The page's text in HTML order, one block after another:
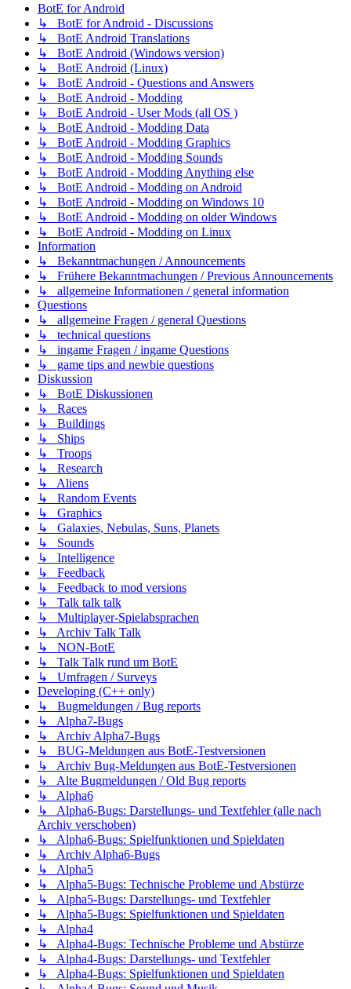
BotE for Android
↳ BotE for Android - Discussions
↳ BotE Android Translations
↳ BotE Android (Windows version)
↳ BotE Android (Linux)
↳ BotE Android - Questions and Answers
↳ BotE Android - Modding
↳ BotE Android - User Mods (all OS )
↳ BotE Android - Modding Data
↳ BotE Android - Modding Graphics
↳ BotE Android - Modding Sounds
↳ BotE Android - Modding Anything else
↳ BotE Android - Modding on Android
↳ BotE Android - Modding on Windows 10
↳ BotE Android - Modding on older Windows
↳ BotE Android - Modding on Linux
Information
↳ Bekanntmachungen / Announcements
↳ Frühere Bekanntmachungen / Previous Announcements
↳ allgemeine Informationen / general information
Questions
↳ allgemeine Fragen / general Questions
↳ technical questions
↳ ingame Fragen / ingame Questions
↳ game tips and newbie questions
Diskussion
↳ BotE Diskussionen
↳ Races
↳ Buildings
↳ Ships
↳ Troops
↳ Research
↳ Aliens
↳ Random Events
↳ Graphics
↳ Galaxies, Nebulas, Suns, Planets
↳ Sounds
↳ Intelligence
↳ Feedback
↳ Feedback to mod versions
↳ Talk talk talk
↳ Multiplayer-Spielabsprachen
↳ Archiv Talk Talk
↳ NON-BotE
↳ Talk Talk rund um BotE
↳ Umfragen / Surveys
Developing (C++ only)
↳ Bugmeldungen / Bug reports
↳ Alpha7-Bugs
↳ Archiv Alpha7-Bugs
↳ BUG-Meldungen aus BotE-Testversionen
↳ Archiv Bug-Meldungen aus BotE-Testversionen
↳ Alte Bugmeldungen / Old Bug reports
↳ Alpha6
↳ Alpha6-Bugs: Darstellungs- und Textfehler (alle nach
Archiv verschoben)
↳ Alpha6-Bugs: Spielfunktionen und Spieldaten
↳ Archiv Alpha6-Bugs
↳ Alpha5
↳ Alpha5-Bugs: Technische Probleme und Abstürze
↳ Alpha5-Bugs: Darstellungs- und Textfehler
↳ Alpha5-Bugs: Spielfunktionen und Spieldaten
↳ Alpha4
↳ Alpha4-Bugs: Technische Probleme und Abstürze
↳ Alpha4-Bugs: Darstellungs- und Textfehler
↳ Alpha4-Bugs: Spielfunktionen und Spieldaten